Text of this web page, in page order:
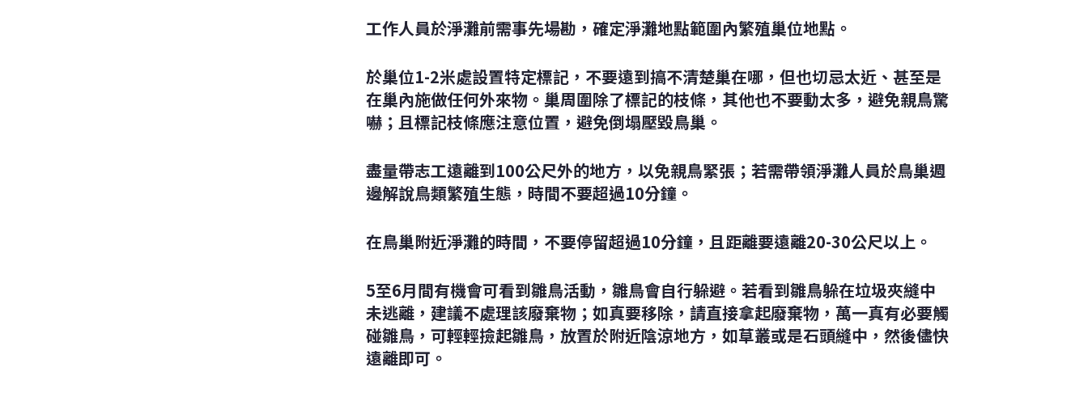
工作人員於淨灘前需事先場勘，確定淨灘地點範圍內繁殖巢位地點。
於巢位1-2米處設置特定標記，不要遠到搞不清楚巢在哪，但也切忌太近、甚至是
在巢內施做任何外來物。巢周圍除了標記的枝條，其他也不要動太多，避免親鳥驚
嚇；且標記枝條應注意位置，避免倒塌壓毀鳥巢。
盡量帶志工遠離到100公尺外的地方，以免親鳥緊張；若需帶領淨灘人員於鳥巢週
邊解說鳥類繁殖生態，時間不要超過10分鐘。
在鳥巢附近淨灘的時間，不要停留超過10分鐘，且距離要遠離20-30公尺以上。
5至6月間有機會可看到雛鳥活動，雛鳥會自行躲避。若看到雛鳥躲在垃圾夾縫中
未逃離，建議不處理該廢棄物；如真要移除，請直接拿起廢棄物，萬一真有必要觸
碰雛鳥，可輕輕撿起雛鳥，放置於附近陰涼地方，如草叢或是石頭縫中，然後儘快
遠離即可。